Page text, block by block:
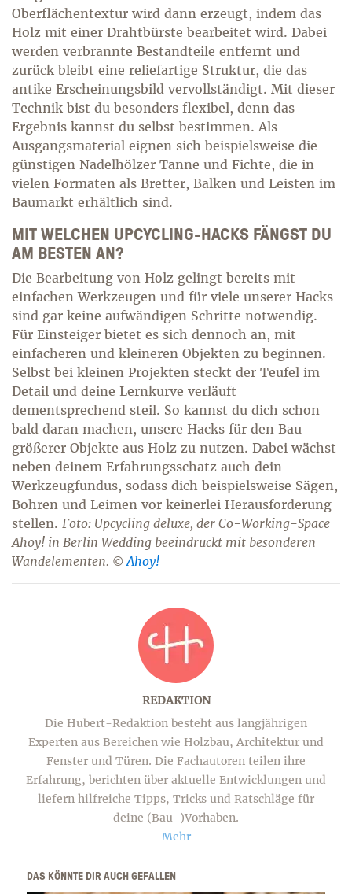
Oberflächentextur wird dann erzeugt, indem das
Holz mit einer Drahtbürste bearbeitet wird. Dabei
werden verbrannte Bestandteile entfernt und
zurück bleibt eine reliefartige Struktur, die das
antike Erscheinungsbild vervollständigt. Mit dieser
Technik bist du besonders flexibel, denn das
Ergebnis kannst du selbst bestimmen. Als
Ausgangsmaterial eignen sich beispielsweise die
günstigen Nadelhölzer Tanne und Fichte, die in
vielen Formaten als Bretter, Balken und Leisten im
Baumarkt erhältlich sind.
MIT WELCHEN UPCYCLING-HACKS FÄNGST DU
AM BESTEN AN?
Die Bearbeitung von Holz gelingt bereits mit
einfachen Werkzeugen und für viele unserer Hacks
sind gar keine aufwändigen Schritte notwendig.
Für Einsteiger bietet es sich dennoch an, mit
einfacheren und kleineren Objekten zu beginnen.
Selbst bei kleinen Projekten steckt der Teufel im
Detail und deine Lernkurve verläuft
dementsprechend steil. So kannst du dich schon
bald daran machen, unsere Hacks für den Bau
größerer Objekte aus Holz zu nutzen. Dabei wächst
neben deinem Erfahrungsschatz auch dein
Werkzeugfundus, sodass dich beispielsweise Sägen,
Bohren und Leimen vor keinerlei Herausforderung
stellen. Foto: Upcycling deluxe, der Co-Working-Space
Ahoy! in Berlin Wedding beeindruckt mit besonderen
Wandelementen. © Ahoy!
REDAKTION
Die Hubert-Redaktion besteht aus langjährigen
Experten aus Bereichen wie Holzbau, Architektur und
Fenster und Türen. Die Fachautoren teilen ihre
Erfahrung, berichten über aktuelle Entwicklungen und
liefern hilfreiche Tipps, Tricks und Ratschläge für
deine (Bau-)Vorhaben.
Mehr
DAS KÖNNTE DIR AUCH GEFALLEN